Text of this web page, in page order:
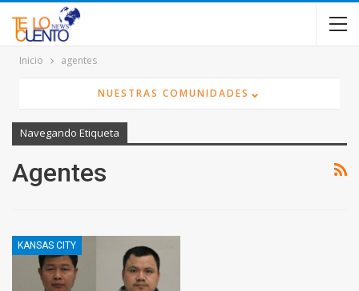
Inicio agentes
NUESTRAS COMUNIDADES ⌄
Navegando Etiqueta
Agentes
KANSAS CITY